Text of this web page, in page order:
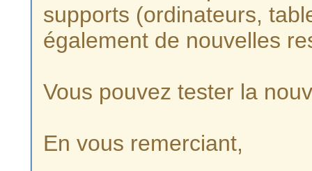
supports (ordinateurs,
également de nouvelles
Vous pouvez tester la
En vous remerciant,